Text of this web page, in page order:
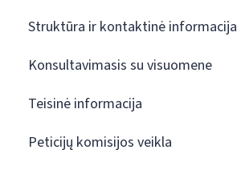
Struktūra ir kontaktinė informacija
Konsultavimasis su visuomene
Teisinė informacija
Peticijų komisijos veikla